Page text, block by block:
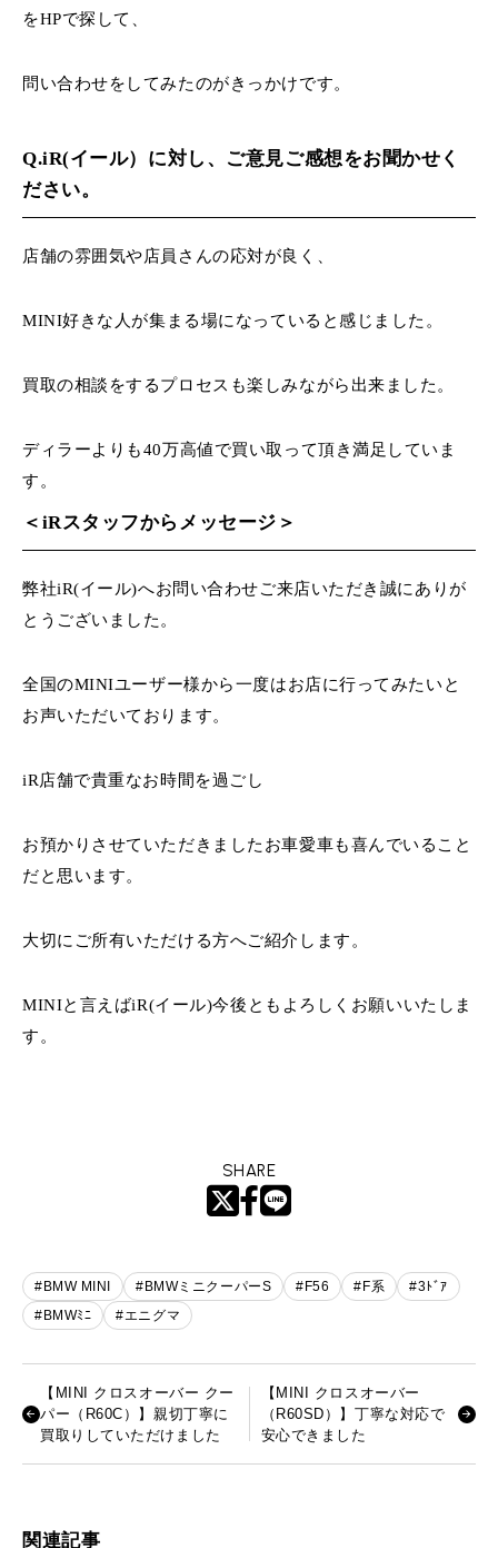
お問い合わせ
iR TECH FACTORY
をHPで探して、
問い合わせをしてみたのがきっかけです。
Q.iR(イール）に対し、ご意見ご感想をお聞かせく
ださい。
店舗の雰囲気や店員さんの応対が良く、
MINI好きな人が集まる場になっていると感じました。
買取の相談をするプロセスも楽しみながら出来ました。
ディラーよりも40万高値で買い取って頂き満足していま
す。
＜iRスタッフからメッセージ＞
弊社iR(イール)へお問い合わせご来店いただき誠にありが
とうございました。
全国のMINIユーザー様から一度はお店に行ってみたいと
お声いただいております。
iR店舗で貴重なお時間を過ごし
お預かりさせていただきましたお車愛車も喜んでいること
だと思います。
大切にご所有いただける方へご紹介します。
MINIと言えばiR(イール)今後ともよろしくお願いいたしま
す。
SHARE
#BMW MINI #BMWミニクーパーS #F56 #F系
#3ﾄﾞｱ
#BMWﾐﾆ
#エニグマ
【MINI クロスオーバー クー
パー（R60C）】親切丁寧に
買取りしていただけました
【MINI クロスオーバー
（R60SD）】丁寧な対応で
安心できました
関連記事